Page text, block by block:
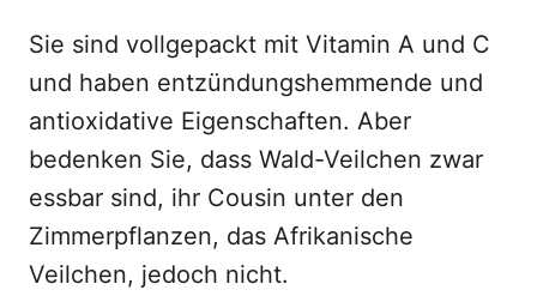
Sie sind vollgepackt mit Vitamin A und C
und haben entzündungshemmende und
antioxidative Eigenschaften. Aber
bedenken Sie, dass Wald-Veilchen zwar
essbar sind, ihr Cousin unter den
Zimmerpflanzen, das Afrikanische
Veilchen, jedoch nicht.